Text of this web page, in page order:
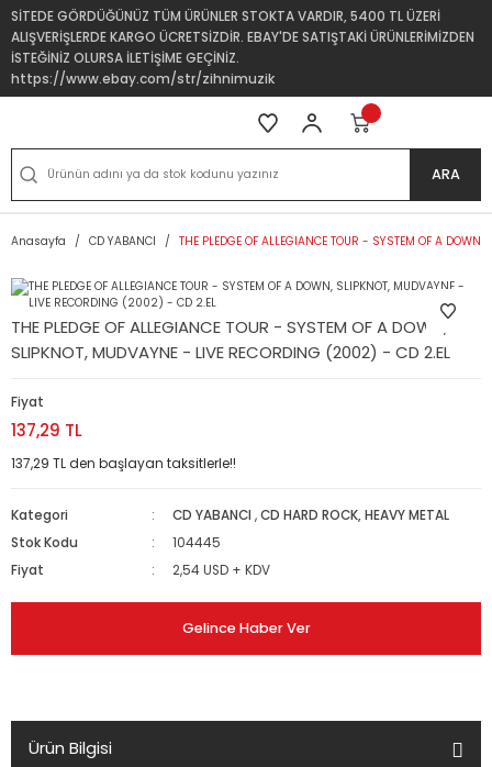
SİTEDE GÖRDÜĞÜNÜZ TÜM ÜRÜNLER STOKTA VARDIR, 5400 TL ÜZERİ
ALIŞVERİŞLERDE KARGO ÜCRETSİZDİR. EBAY'DE SATIŞTAKİ ÜRÜNLERİMİZDEN
İSTEĞİNİZ OLURSA İLETİŞİME GEÇİNİZ.
https://www.ebay.com/str/zihnimuzik
ARA
Anasayfa CD YABANCI THE PLEDGE OF ALLEGIANCE TOUR - SYSTEM OF A
THE PLEDGE OF ALLEGIANCE TOUR - SYSTEM OF A DOWN,
SLIPKNOT, MUDVAYNE - LIVE RECORDING (2002) - CD 2.EL
Fiyat
137,29 TL
137,29 TL den başlayan taksitlerle!!
Kategori CD YABANCI ,CD HARD ROCK, HEAVY METAL
Stok Kodu
104445
Fiyat
2,54 USD + KDV
Gelince Haber Ver
Ürün Bilgisi